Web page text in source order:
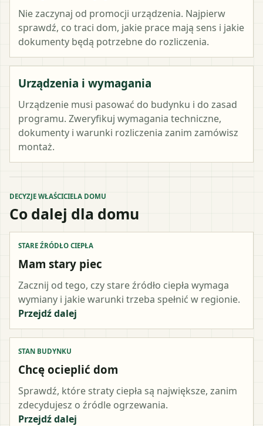
Nie zaczynaj od promocji urządzenia. Najpierw
sprawdź, co traci dom, jakie prace mają sens i jakie
dokumenty będą potrzebne do rozliczenia.
Urządzenia i wymagania
Urządzenie musi pasować do budynku i do zasad
programu. Zweryfikuj wymagania techniczne,
dokumenty i warunki rozliczenia zanim zamówisz
montaż.
DECYZJE WŁAŚCICIELA DOMU
Co dalej dla domu
STARE ŹRÓDŁO CIEPŁA
Mam stary piec
Zacznij od tego, czy stare źródło ciepła wymaga
wymiany i jakie warunki trzeba spełnić w regionie.
Przejdź dalej
STAN BUDYNKU
Chcę ocieplić dom
Sprawdź, które straty ciepła są największe, zanim
zdecydujesz o źródle ogrzewania.
Przejdź dalej